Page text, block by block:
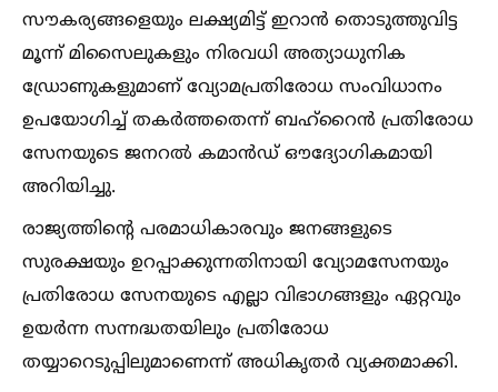
സൗകര്യങ്ങളെയും ലക്ഷ്യമിട്ട് ഇറാൻ തൊടുത്തുവിട്ട
മൂന്ന് മിസൈലുകളും നിരവധി അത്യാധുനിക
ഡ്രോണുകളുമാണ് വ്യോമപ്രതിരോധ സംവിധാനം
ഉപയോഗിച്ച്‌ തകർത്തതെന്ന് ബഹ്‌റൈൻ പ്രതിരോധ
സേനയുടെ ജനറല്‍ കമാൻഡ് ഔദ്യോഗികമായി
അറിയിച്ചു.
രാജ്യത്തിന്റെ പരമാധികാരവും ജനങ്ങളുടെ
സുരക്ഷയും ഉറപ്പാക്കുന്നതിനായി വ്യോമസേനയും
പ്രതിരോധ സേനയുടെ എല്ലാ വിഭാഗങ്ങളും ഏറ്റവും
ഉയർന്ന സന്നദ്ധതയിലും പ്രതിരോധ
തയ്യാറെടുപ്പിലുമാണെന്ന് അധികൃതർ വ്യക്തമാക്കി.